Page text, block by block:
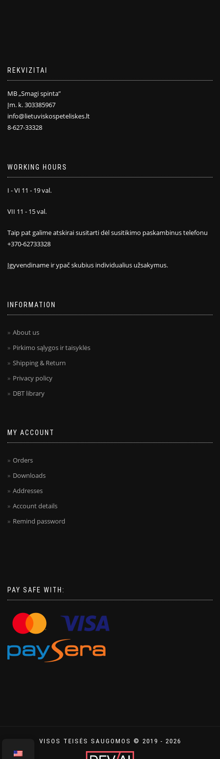
REKVIZITAI
MB „Smagi spinta”
Įm. k. 303385967
info@lietuviskospeteliskes.lt
8-627-33328
WORKING HOURS
I - VI 11 - 19 val.
VII 11 - 15 val.
Taip pat galime atskirai susitarti dėl susitikimo paskambinus telefonu
+370-62733328
Įgyvendiname ir ypač skubius individualius užsakymus.
INFORMATION
About us
Pirkimo sąlygos ir taisyklės
Shipping & Return
Privacy policy
DBT library
MY ACCOUNT
Orders
Downloads
Addresses
Account details
Remind password
PAY SAFE WITH:
VISOS TEISĖS SAUGOMOS © 2019 - 2026